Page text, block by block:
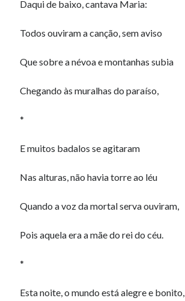
Daqui de baixo, cantava Maria:
Todos ouviram a canção, sem aviso
Que sobre a névoa e montanhas subia
Chegando às muralhas do paraíso,
*
E muitos badalos se agitaram
Nas alturas, não havia torre ao léu
Quando a voz da mortal serva ouviram,
Pois aquela era a mãe do rei do céu.
*
Esta noite, o mundo está alegre e bonito,